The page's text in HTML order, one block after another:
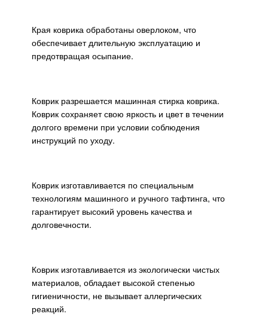
Края коврика обработаны оверлоком, что
обеспечивает длительную эксплуатацию и
предотвращая осыпание.
Коврик разрешается машинная стирка коврика.
Коврик сохраняет свою яркость и цвет в течении
долгого времени при условии соблюдения
инструкций по уходу.
Коврик изготавливается по специальным
технологиям машинного и ручного тафтинга, что
гарантирует высокий уровень качества и
долговечности.
Коврик изготавливается из экологически чистых
материалов, обладает высокой степенью
гигиеничности, не вызывает аллергических
реакций.